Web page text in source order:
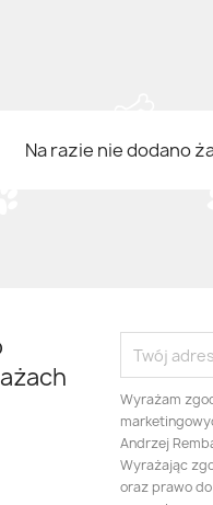
Na razie nie dodano
Wyrażam
Andrzej
Wyrażając
oraz prawo